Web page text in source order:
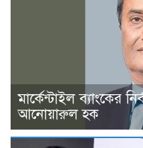
মার্কেন্টাইল ব্যাংকের
আনোয়ারুল হক